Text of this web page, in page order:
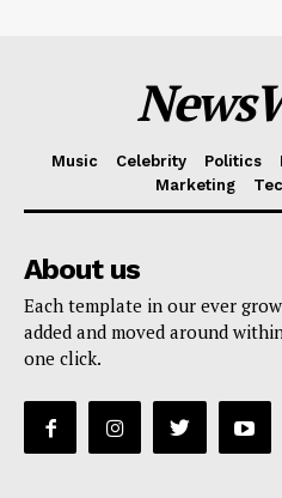
Music Celebrity Politics
Marketing
About us
Each template in our ever
added and moved around
one click.